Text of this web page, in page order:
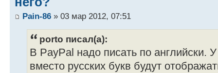
Pain-86 » 03 мар 2012, 07:51
porto писал(а):
В PayPal надо писать по английски.
вместо русских букв будут